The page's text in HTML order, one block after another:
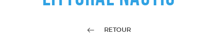
RETOUR